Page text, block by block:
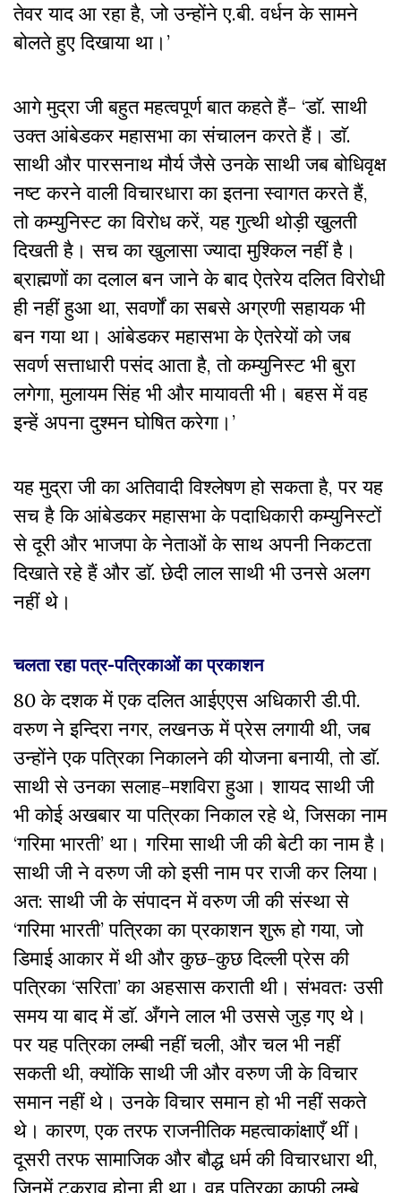
तेवर याद आ रहा है, जो उन्होंने ए.बी. वर्धन के सामने
बोलते हुए दिखाया था।’
आगे मुद्रा जी बहुत महत्वपूर्ण बात कहते हैं- ‘डाॅ. साथी
उक्त आंबेडकर महासभा का संचालन करते हैं। डाॅ.
साथी और पारसनाथ मौर्य जैसे उनके साथी जब बोधिवृक्ष
नष्ट करने वाली विचारधारा का इतना स्वागत करते हैं,
तो कम्युनिस्ट का विरोध करें, यह गुत्थी थोड़ी खुलती
दिखती है। सच का खुलासा ज्यादा मुश्किल नहीं है।
ब्राह्मणों का दलाल बन जाने के बाद ऐतरेय दलित विरोधी
ही नहीं हुआ था, सवर्णों का सबसे अग्रणी सहायक भी
बन गया था। आंबेडकर महासभा के ऐतरेयों को जब
सवर्ण सत्ताधारी पसंद आता है, तो कम्युनिस्ट भी बुरा
लगेगा, मुलायम सिंह भी और मायावती भी। बहस में वह
इन्हें अपना दुश्मन घोषित करेगा।’
यह मुद्रा जी का अतिवादी विश्लेषण हो सकता है, पर यह
सच है कि आंबेडकर महासभा के पदाधिकारी कम्युनिस्टों
से दूरी और भाजपा के नेताओं के साथ अपनी निकटता
दिखाते रहे हैं और डाॅ. छेदी लाल साथी भी उनसे अलग
नहीं थे।
चलता रहा पत्र-पत्रिकाओं का प्रकाशन
80 के दशक में एक दलित आईएएस अधिकारी डी.पी.
वरुण ने इन्दिरा नगर, लखनऊ में प्रेस लगायी थी, जब
उन्होंने एक पत्रिका निकालने की योजना बनायी, तो डाॅ.
साथी से उनका सलाह-मशविरा हुआ। शायद साथी जी
भी कोई अखबार या पत्रिका निकाल रहे थे, जिसका नाम
‘गरिमा भारती’ था। गरिमा साथी जी की बेटी का नाम है।
साथी जी ने वरुण जी को इसी नाम पर राजी कर लिया।
अत: साथी जी के संपादन में वरुण जी की संस्था से
‘गरिमा भारती’ पत्रिका का प्रकाशन शुरू हो गया, जो
डिमाई आकार में थी और कुछ-कुछ दिल्ली प्रेस की
पत्रिका ‘सरिता’ का अहसास कराती थी। संभवतः उसी
समय या बाद में डाॅ. अँगने लाल भी उससे जुड़ गए थे।
पर यह पत्रिका लम्बी नहीं चली, और चल भी नहीं
सकती थी, क्योंकि साथी जी और वरुण जी के विचार
समान नहीं थे। उनके विचार समान हो भी नहीं सकते
थे। कारण, एक तरफ राजनीतिक महत्वाकांक्षाएँ थीं।
दूसरी तरफ सामाजिक और बौद्ध धर्म की विचारधारा थी,
जिनमें टकराव होना ही था। वह पत्रिका काफी लम्बे